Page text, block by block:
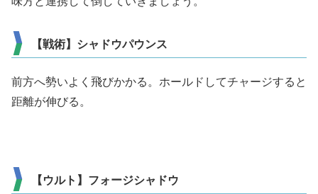
【戦術】シャドウパウンス
前方へ勢いよく飛びかかる。ホールドしてチャージすると
距離が伸びる。
【ウルト】フォージシャドウ